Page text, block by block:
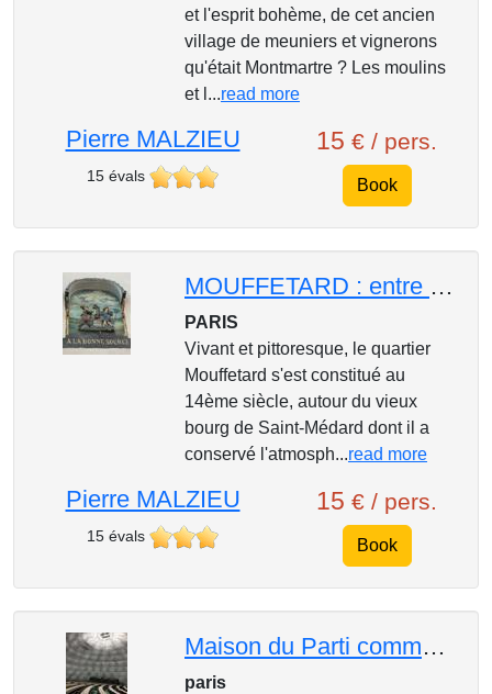
et l'esprit bohème, de cet ancien
village de meuniers et vignerons
qu'était Montmartre ? Les moulins
et l...read more
Pierre MALZIEU
15 évals
15 € / pers.
Book
MOUFFETARD : entre passé, modernité et diversité
PARIS
Vivant et pittoresque, le quartier
Mouffetard s'est constitué au
14ème siècle, autour du vieux
bourg de Saint-Médard dont il a
conservé l'atmosph...read more
Pierre MALZIEU
15 évals
15 € / pers.
Book
Maison du Parti communiste français
paris